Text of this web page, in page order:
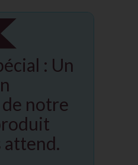
: Un
notre
attend.